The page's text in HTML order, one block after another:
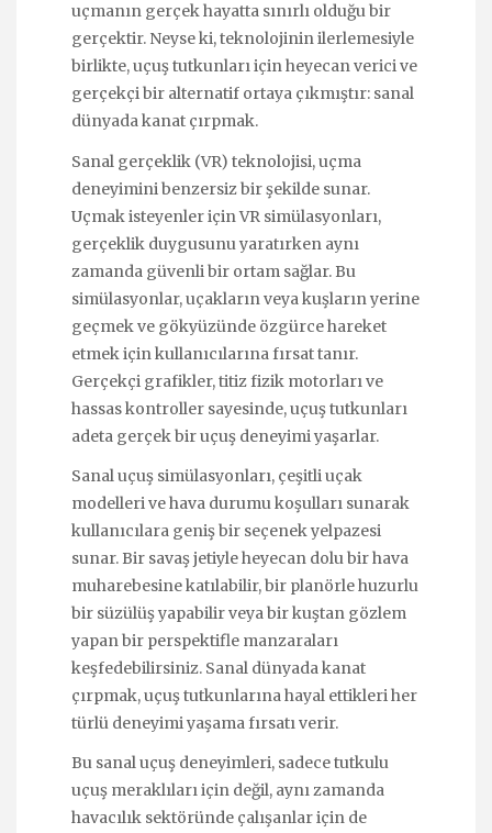
uçmanın gerçek hayatta sınırlı olduğu bir
gerçektir. Neyse ki, teknolojinin ilerlemesiyle
birlikte, uçuş tutkunları için heyecan verici ve
gerçekçi bir alternatif ortaya çıkmıştır: sanal
dünyada kanat çırpmak.
Sanal gerçeklik (VR) teknolojisi, uçma
deneyimini benzersiz bir şekilde sunar.
Uçmak isteyenler için VR simülasyonları,
gerçeklik duygusunu yaratırken aynı
zamanda güvenli bir ortam sağlar. Bu
simülasyonlar, uçakların veya kuşların yerine
geçmek ve gökyüzünde özgürce hareket
etmek için kullanıcılarına fırsat tanır.
Gerçekçi grafikler, titiz fizik motorları ve
hassas kontroller sayesinde, uçuş tutkunları
adeta gerçek bir uçuş deneyimi yaşarlar.
Sanal uçuş simülasyonları, çeşitli uçak
modelleri ve hava durumu koşulları sunarak
kullanıcılara geniş bir seçenek yelpazesi
sunar. Bir savaş jetiyle heyecan dolu bir hava
muharebesine katılabilir, bir planörle huzurlu
bir süzülüş yapabilir veya bir kuştan gözlem
yapan bir perspektifle manzaraları
keşfedebilirsiniz. Sanal dünyada kanat
çırpmak, uçuş tutkunlarına hayal ettikleri her
türlü deneyimi yaşama fırsatı verir.
Bu sanal uçuş deneyimleri, sadece tutkulu
uçuş meraklıları için değil, aynı zamanda
havacılık sektöründe çalışanlar için de